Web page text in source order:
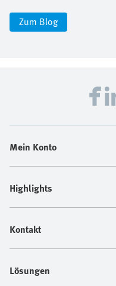
Zum Blog
Mein Konto
Highlights
Kontakt
Lösungen